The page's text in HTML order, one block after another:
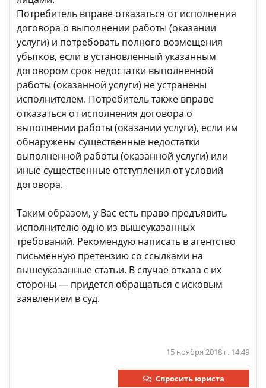
Потребитель вправе отказаться от исполнения
договора о выполнении работы (оказании
услуги) и потребовать полного возмещения
убытков, если в установленный указанным
договором срок недостатки выполненной
работы (оказанной услуги) не устранены
исполнителем. Потребитель также вправе
отказаться от исполнения договора о
выполнении работы (оказании услуги), если им
обнаружены существенные недостатки
выполненной работы (оказанной услуги) или
иные существенные отступления от условий
договора.
Таким образом, у Вас есть право предъявить
исполнителю одно из вышеуказанных
требований. Рекомендую написать в агентство
письменную претензию со ссылками на
вышеуказанные статьи. В случае отказа с их
стороны — придется обращаться с исковым
заявлением в суд.
15 ноября 2018 г. 14:49
Спросить юриста